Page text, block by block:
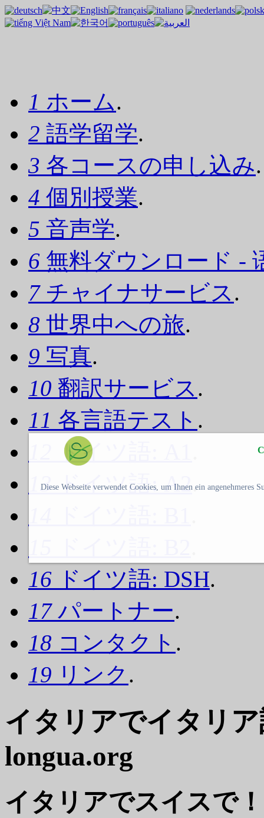
1 ホーム.
2 語学留学.
3 各コースの申し込み.
4 個別授業.
5 音声学.
6 無料ダウンロード -
7 チャイナサービス.
8 世界中への旅.
9 写真.
10 翻訳サービス.
11 各言語テスト .
ドイツ語: A1
13ドイツ語: A2.
16 ドイツ語: DSH.
17 パートナー.
18 コンタクト .
19 リンク .
Diese Webseite verwendet Cookies, um Ihnen ein angenehmeres
イタリアでイタリ
longua.org
イタリアでスイスで